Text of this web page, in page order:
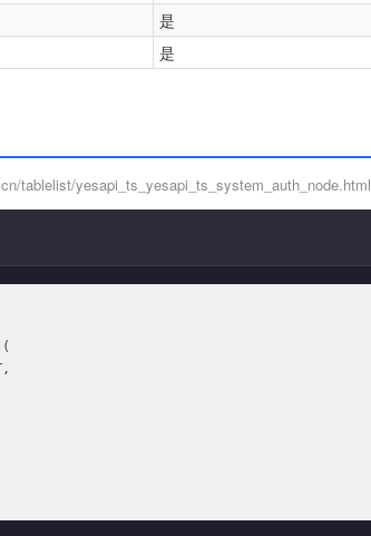
是
是
tablelist/yesapi_ts_yesapi_ts_system_auth_node.html
(